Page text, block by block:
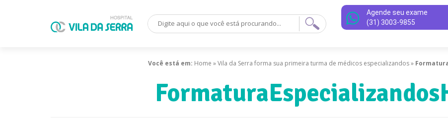
Agende seu exame
(31) 3003-9855
Você está em: Home »Vila da Serra forma sua primeira turma de médicos especializandos»